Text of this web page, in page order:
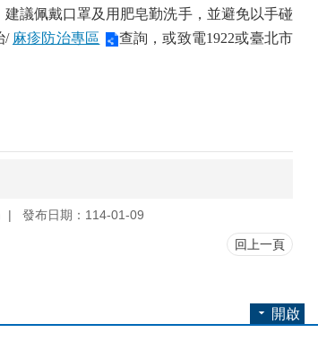
議佩戴口罩及用肥皂勤洗手，並避免以手碰
/ 麻疹防治專區 查詢 ，或致電1922或臺北市
發布日期：114-01-09
回上一頁
開啟